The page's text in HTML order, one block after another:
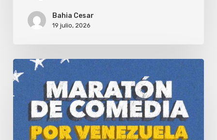
Bahia Cesar
19 julio, 2026
Teatro
solidario
en
Buenos
Aires: